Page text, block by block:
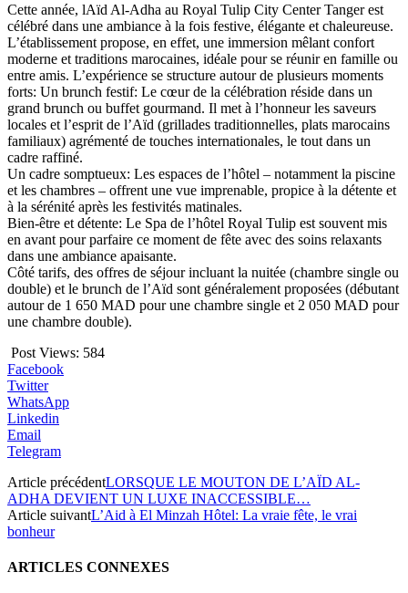
Cette année, lAïd Al-Adha au Royal Tulip City Center Tanger est
célébré dans une ambiance à la fois festive, élégante et chaleureuse.
L’établissement propose, en effet, une immersion mêlant confort
moderne et traditions marocaines, idéale pour se réunir en famille ou
entre amis. L’expérience se structure autour de plusieurs moments
forts: Un brunch festif: Le cœur de la célébration réside dans un
grand brunch ou buffet gourmand. Il met à l’honneur les saveurs
locales et l’esprit de l’Aïd (grillades traditionnelles, plats marocains
familiaux) agrémenté de touches internationales, le tout dans un
cadre raffiné.
Un cadre somptueux: Les espaces de l’hôtel – notamment la piscine
et les chambres – offrent une vue imprenable, propice à la détente et
à la sérénité après les festivités matinales.
Bien-être et détente: Le Spa de l’hôtel Royal Tulip est souvent mis
en avant pour parfaire ce moment de fête avec des soins relaxants
dans une ambiance apaisante.
Côté tarifs, des offres de séjour incluant la nuitée (chambre single ou
double) et le brunch de l’Aïd sont généralement proposées (débutant
autour de 1 650 MAD pour une chambre single et 2 050 MAD pour
une chambre double).
Post Views: 584
Facebook
Twitter
WhatsApp
Linkedin
Email
Telegram
Article précédentLORSQUE LE MOUTON DE L’AÏD AL-
ADHA DEVIENT UN LUXE INACCESSIBLE…
Article suivantL’Aid à El Minzah Hôtel: La vraie fête, le vrai
bonheur
ARTICLES CONNEXES